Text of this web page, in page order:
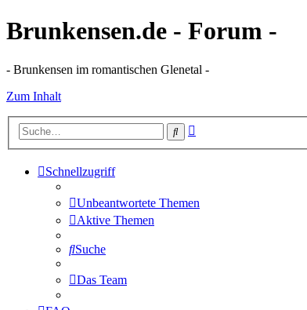
Brunkensen.de - Forum -
- Brunkensen im romantischen Glenetal -
Zum Inhalt
Suche
Schnellzugriff
Unbeantwortete Themen
Aktive Themen
Suche
Das Team